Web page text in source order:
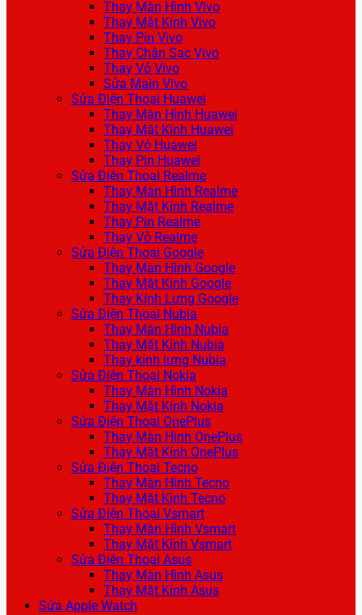
Thay Màn Hình Vivo
Thay Mặt Kính Vivo
Thay Pin Vivo
Thay Chân Sạc Vivo
Thay Vỏ Vivo
Sửa Main Vivo
Sửa Điện Thoại Huawei
Thay Màn Hình Huawei
Thay Mặt Kính Huawei
Thay Vỏ Huawei
Thay Pin Huawei
Sửa Điện Thoại Realme
Thay Màn Hình Realme
Thay Mặt Kính Realme
Thay Pin Realme
Thay Vỏ Realme
Sửa Điện Thoại Google
Thay Màn Hình Google
Thay Mặt Kính Google
Thay Kính Lưng Google
Sửa Điện Thoại Nubia
Thay Màn Hình Nubia
Thay Mặt Kính Nubia
Thay kính lưng Nubia
Sửa Điện Thoại Nokia
Thay Màn Hình Nokia
Thay Mặt Kính Nokia
Sửa Điện Thoại OnePlus
Thay Màn Hình OnePlus
Thay Mặt Kính OnePlus
Sửa Điện Thoại Tecno
Thay Màn Hình Tecno
Thay Mặt Kính Tecno
Sửa Điện Thoại Vsmart
Thay Màn Hình Vsmart
Thay Mặt Kính Vsmart
Sửa Điện Thoại Asus
Thay Màn Hình Asus
Thay Mặt Kính Asus
Sửa Apple Watch